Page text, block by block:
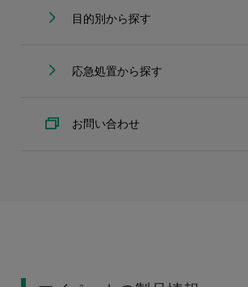
目的別から探す
応急処置から探す
お問い合わせ